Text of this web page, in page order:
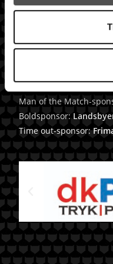
Lollands Bank
Man of the Match-
Boldsponsor:
Time out-sponsor: